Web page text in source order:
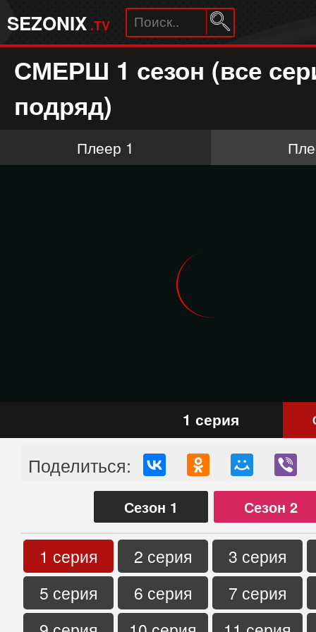
SEZONIX .TV
СМЕРШ 1 сезон (все
подряд)
Плеер 1
1 серия
Поделиться:
Сезон 1 Сезон 2
1 серия 2 серия
3 серия
5 серия
6 серия
7 серия